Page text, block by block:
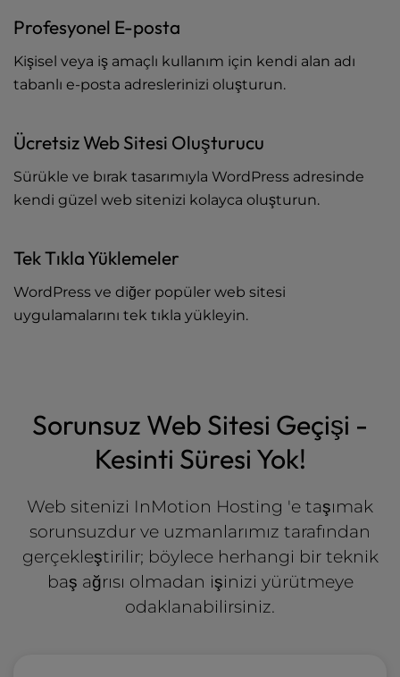
Profesyonel E-posta
Kişisel veya iş amaçlı kullanım için kendi alan adı
tabanlı e-posta adreslerinizi oluşturun.
Ücretsiz Web Sitesi Oluşturucu
Sürükle ve bırak tasarımıyla WordPress adresinde
kendi güzel web sitenizi kolayca oluşturun.
Tek Tıkla Yüklemeler
WordPress ve diğer popüler web sitesi
uygulamalarını tek tıkla yükleyin.
Sorunsuz Web Sitesi Geçişi -
Kesinti Süresi Yok!
Web sitenizi InMotion Hosting 'e taşımak
sorunsuzdur ve uzmanlarımız tarafından
gerçekleştirilir; böylece herhangi bir teknik
baş ağrısı olmadan işinizi yürütmeye
odaklanabilirsiniz.